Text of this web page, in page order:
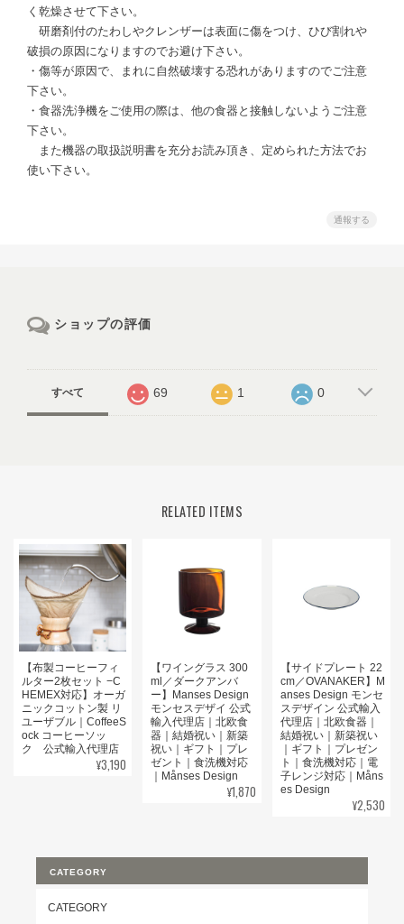
く乾燥させて下さい。
研磨剤付のたわしやクレンザーは表面に傷をつけ、ひび割れや
破損の原因になりますのでお避け下さい。
・傷等が原因で、まれに自然破壊する恐れがありますのでご注意
下さい。
・食器洗浄機をご使用の際は、他の食器と接触しないようご注意
下さい。
また機器の取扱説明書を充分お読み頂き、定められた方法でお
使い下さい。
通報する
ショップの評価
すべて 69 1 0
RELATED ITEMS
【布製コーヒーフィ
ルター2枚セット −C
HEMEX対応】オーガ
ニックコットン製 リ
ユーザブル｜CoffeeS
ock コーヒーソッ
ク 公式輸入代理店
¥3,190
【ワイングラス 300
ml／ダークアンバ
ー】Manses Design
モンセスデザイ 公式
輸入代理店｜北欧食
器｜結婚祝い｜新築
祝い｜ギフト｜プレ
ゼント｜食洗機対応
｜Månses Design
¥1,870
【サイドプレート 22
cm／OVANAKER】M
anses Design モンセ
スデザイン 公式輸入
代理店｜北欧食器｜
結婚祝い｜新築祝い
｜ギフト｜プレゼン
ト｜食洗機対応｜電
子レンジ対応｜Måns
es Design
¥2,530
CATEGORY
CATEGORY